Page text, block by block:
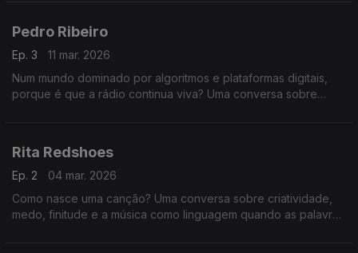
Pedro Ribeiro
Ep. 3
11 mar. 2026
Num mundo dominado por algoritmos e plataformas digitais,
porque é que a rádio continua viva? Uma conversa sobre
Rita Redshoes
Ep. 2
04 mar. 2026
Como nasce uma canção? Uma conversa sobre criatividade,
medo, finitude e a música como linguagem quando as palavras